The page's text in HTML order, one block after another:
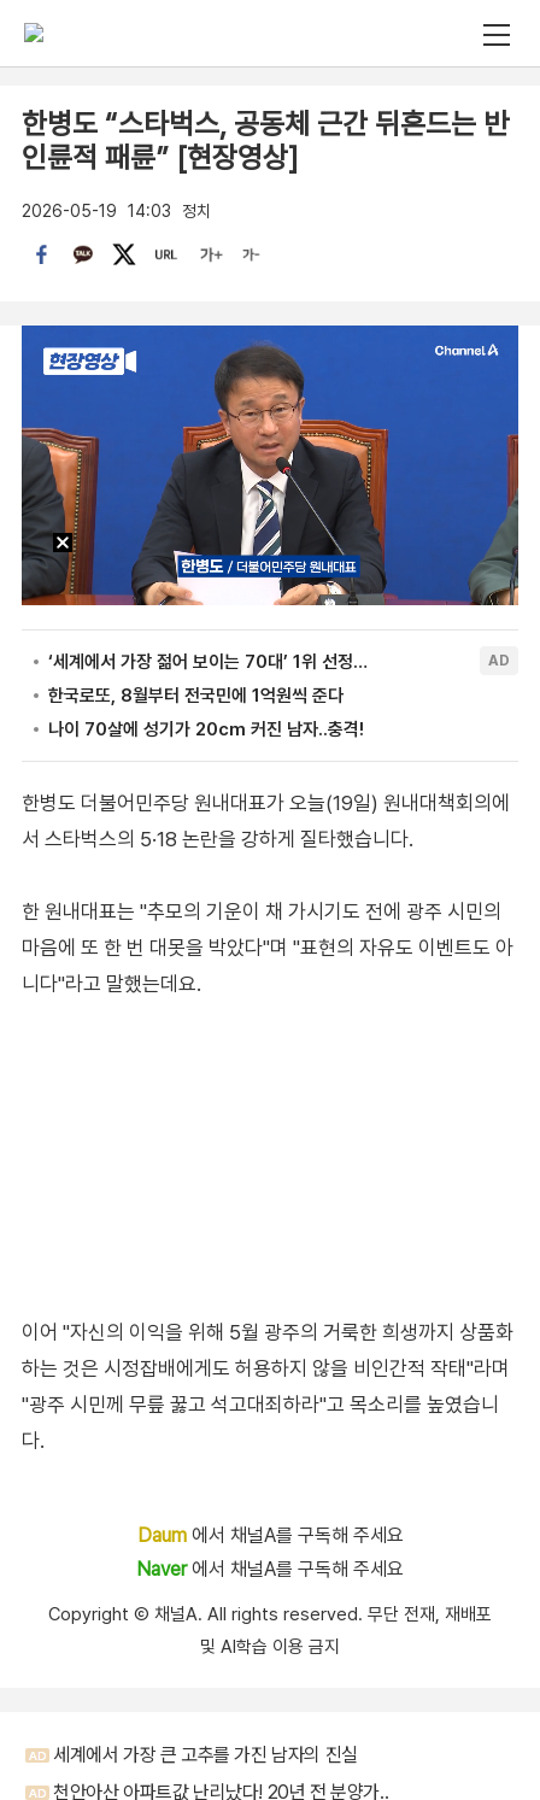
한병도 “스타벅스, 공동체 근간 뒤흔드는 반
인륜적 패륜” [현장영상]
2026-05-19 14:03 정치
한병도 더불어민주당 원내대표가 오늘(19일) 원내대책회의에
서 스타벅스의 5·18 논란을 강하게 질타했습니다.
한 원내대표는 "추모의 기운이 채 가시기도 전에 광주 시민의
마음에 또 한 번 대못을 박았다"며 "표현의 자유도 이벤트도 아
니다"라고 말했는데요.
이어 "자신의 이익을 위해 5월 광주의 거룩한 희생까지 상품화
하는 것은 시정잡배에게도 허용하지 않을 비인간적 작태"라며
"광주 시민께 무릎 꿇고 석고대죄하라"고 목소리를 높였습니
다.
Daum에서 채널A를 구독해 주세요
Naver에서 채널A를 구독해 주세요
Copyright Ⓒ 채널A. All rights reserved. 무단 전재, 재배포
및 AI학습 이용 금지